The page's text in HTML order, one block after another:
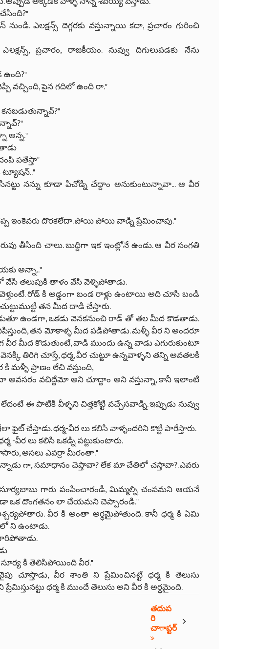
ఎలక్షన్స్ దెగ్గరకు వస్తున్నాయి కదా, ప్రచారం గురించి
ప్రచారం, రాజకీయం. నువ్వు దిగులుపడకు నేను
ఉంది?"
వచ్చింది, పైన గదిలో ఉంది రా."
అన్న."
పతేస్తా"
నన్ను కూడా పిచోడ్ని చేద్దాం అనుకుంటున్నావా... ఆ వీర
తప్ప ఇంకెవరు దొరకలేదా. పోయి పోయి వాడ్ని ప్రేమించావు."
తీసింది చాలు. బుద్దిగా ఇక ఇంట్లోనే ఉండు. ఆ వీర సంగతి
అన్నా.."
తలుపుకి తాళం వేసి వెళ్ళిపోతాడు.
రోడ్ కి అడ్డంగా బండ రాళ్లు ఉంటాయి అది చూసి బండి
తన మీద దాడి చేస్తారు.
ఉండగా, ఒకడు వెనకనుంచి రాడ్ తో తల మీద కొడతాడు.
తన మోకాళ్ళ మీద పడిపోతాడు. మళ్ళీ వీర ని అందరూ
వీర మీద కొడుతుంటే, వాడి ముందు ఉన్న వాడు ఎగురుకుంటూ
తిరిగి చూస్తే, ధర్మ, వీర చుట్టూ ఉన్నవాళ్ళని తన్ని అవతలకి
మళ్ళీ ప్రాణం లేచి వస్తుంది,
అవసరం వచిద్దేమో అని చూద్దాం అని వస్తున్నా, కానీ ఇలాంటి
ఈ పాటికి వీళ్ళని చిత్తకోట్టి వచ్చేసవాడ్ని. ఇప్పుడు నువ్వు
చేస్తాడు. ధర్మ-వీర లు కలిసి వాళ్ళందరిని కొట్టి పారేస్తారు.
వీర లు కలిసి ఒకడ్ని పట్టుకుంటారు.
అసలు ఎవర్రా మీరంతా."
గా, సమాధానం చెప్తావా? లేక మా చేతిలో చస్తావా?. ఎవరు
గారు పంపించారండీ, మిమ్మల్ని చంపమని ఆయనే
ఒక దొంగతనం లా చేయమని చెప్పారండి."
వీర కి అంతా అర్ధమైపోతుంది. కానీ ధర్మ కి ఏమి
లో ని ఉంటాడు.
సూర్య కి తెలిసిపోయింది వీర."
చూస్తాడు, వీర శాంతి ని ప్రేమించినట్టే ధర్మ కి తెలుసు
ధర్మ కి ముందే తెలుసు అని వీర కి అర్ధమైంది.
›
తదుప
రి
చాప్టర్